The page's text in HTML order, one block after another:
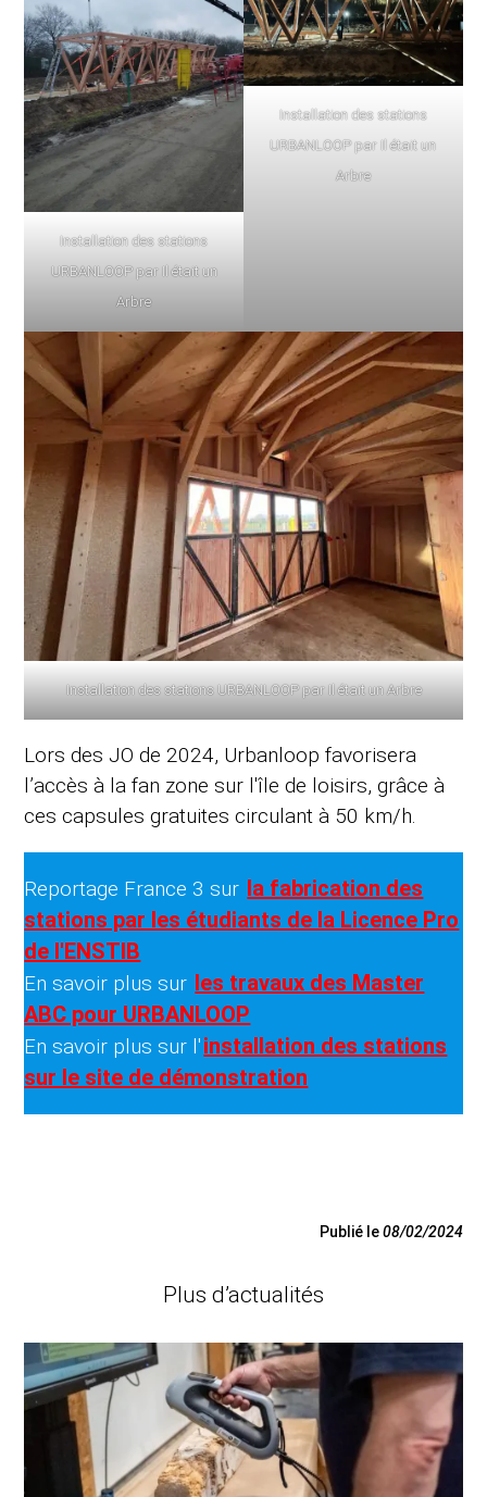
Installation des stations
URBANLOOP par Il était un
Arbre
Installation des stations
URBANLOOP par Il était un
Arbre
Installation des stations URBANLOOP par Il était un Arbre
Lors des JO de 2024, Urbanloop favorisera
l’accès à la fan zone sur l'île de loisirs, grâce à
ces capsules gratuites circulant à 50 km/h.
Reportage France 3 sur la fabrication des
stations par les étudiants de la Licence Pro
de l'ENSTIB
En savoir plus sur les travaux des Master
ABC pour URBANLOOP
En savoir plus sur l'installation des stations
sur le site de démonstration
Publié le08/02/2024
Plus d’actualités